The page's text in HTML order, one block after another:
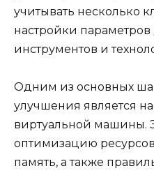
учитывать несколько
настройки
инструментов и
Одним из основных
улучшения является
виртуальной машины.
оптимизацию
память, а также